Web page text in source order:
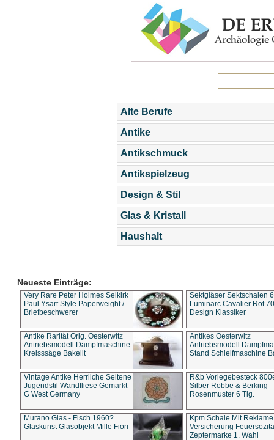
Alte Berufe
Antike
Antikschmuck
Antikspielzeug
Design & Stil
Glas & Kristall
Haushalt
Neueste Einträge:
Very Rare Peter Holmes Selkirk
Paul Ysart Style Paperweight /
Briefbeschwerer
Sektgläser Sektschalen
Luminarc Cavalier Rot
Design Klassiker
Antike Rarität Orig. Oesterwitz
Antriebsmodell Dampfmaschine
Kreisssäge Bakelit
Antikes Oesterwitz
Antriebsmodell
Stand Schleifmaschine
Vintage Antike Herrliche Seltene
Jugendstil Wandfliese Gemarkt
G West Germany
R&b Vorlegebesteck
Silber Robbe & Berking
Rosenmuster 6 Tlg.
Murano Glas - Fisch 1960?
Glaskunst Glasobjekt Mille Fiori
Kpm Schale Mit Reklame
Versicherung
Zeptermarke 1. Wahl